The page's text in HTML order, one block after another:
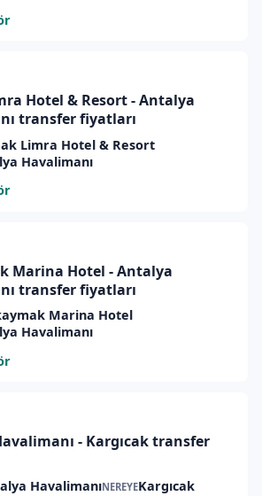
Hotel & Resort - Antalya
transfer fiyatları
Limra Hotel & Resort
Havalimanı
Marina Hotel - Antalya
transfer fiyatları
Marina Hotel
Havalimanı
- Kargıcak transfer
HavalimanıNEREYEKargıcak